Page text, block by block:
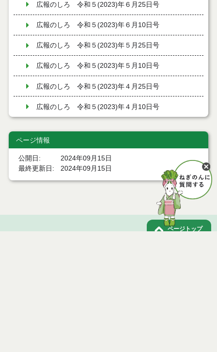
広報のしろ 令和５(2023)年６月25日号
広報のしろ 令和５(2023)年６月10日号
広報のしろ 令和５(2023)年５月25日号
広報のしろ 令和５(2023)年５月10日号
広報のしろ 令和５(2023)年４月25日号
広報のしろ 令和５(2023)年４月10日号
ページ情報
公開日
2024年09月15日
最終更新日
2024年09月15日
ページトップ